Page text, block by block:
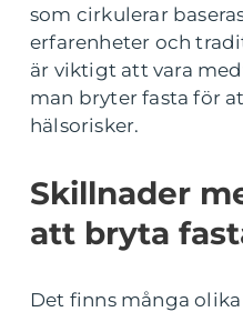
som cirkulerar
erfarenheter och
är viktigt att vara
man bryter fasta för
hälsorisker.
Skillnader
att bryta
Det finns många